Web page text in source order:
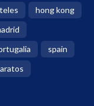
hong kong
spain